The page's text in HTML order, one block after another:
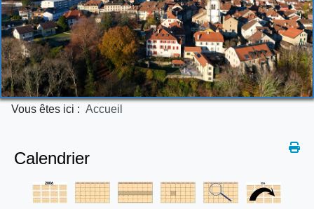
Vous êtes ici : Accueil
Calendrier